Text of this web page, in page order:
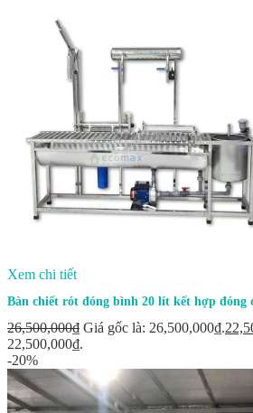
Xem chi tiết
Bàn chiết rót đóng bình 20 lít kết hợp đóng
26,500,000₫ Giá gốc là: 26,500,000₫.
22,500,000₫.
-20%